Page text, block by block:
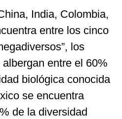
India, Colombia,
entre los cinco
los
entre el 60%
biológica conocida
se encuentra
de la diversidad